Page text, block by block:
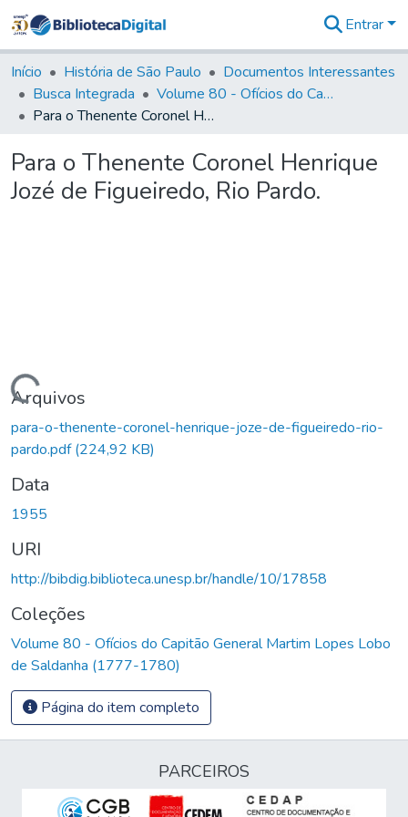
&
Coleções
Tudo na
Biblioteca
Estatísticas
Entrar
Início História de São Paulo
Documentos Interessantes
Busca Integrada
Volume 80 - Ofícios do Capitão General Martim Lopes Lobo de Saldanha (1777-1780)
Para o Thenente Coronel Henrique Jozé de Figueiredo, Rio Pardo.
Para o Thenente Coronel Henrique
Jozé de Figueiredo, Rio Pardo.
Carregando...
Arquivos
para-o-thenente-coronel-henrique-joze-de-figueiredo-rio-
pardo.pdf(224,92 KB)
Data
1955
URI
http://bibdig.biblioteca.unesp.br/handle/10/17858
Coleções
Volume 80 - Ofícios do Capitão General Martim Lopes Lobo
de Saldanha (1777-1780)
Página do item completo
PARCEIROS